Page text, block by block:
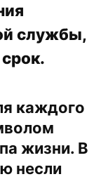
службы,
каждого
жизни. В
несли